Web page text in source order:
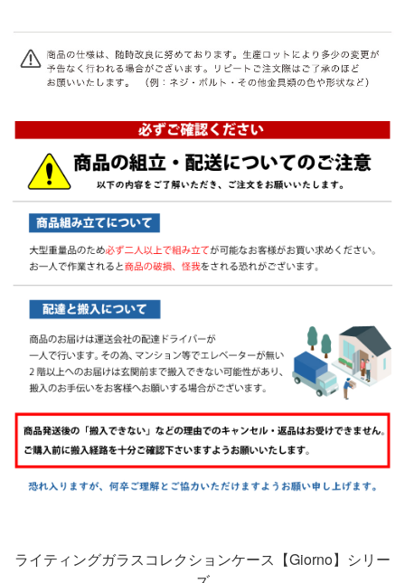
ライティングガラスコレクションケース【Giorno】シリー